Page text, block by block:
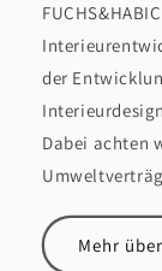
der
Dabei achten
Mehr